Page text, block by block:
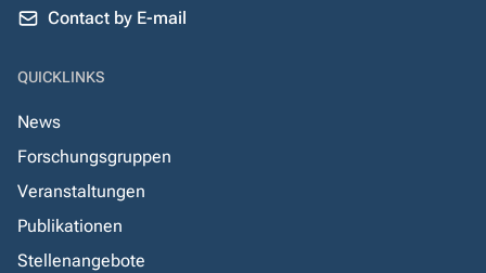
Contact by E-mail
QUICKLINKS
News
Forschungsgruppen
Veranstaltungen
Publikationen
Stellenangebote